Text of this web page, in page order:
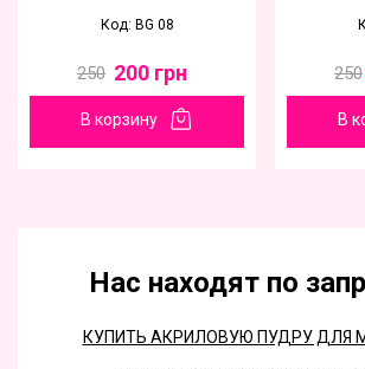
Код: BG 08
250 200 грн
В корзину
250
В
Нас находят по
КУПИТЬ АКРИЛОВУЮ ПУДРУ ДЛЯ